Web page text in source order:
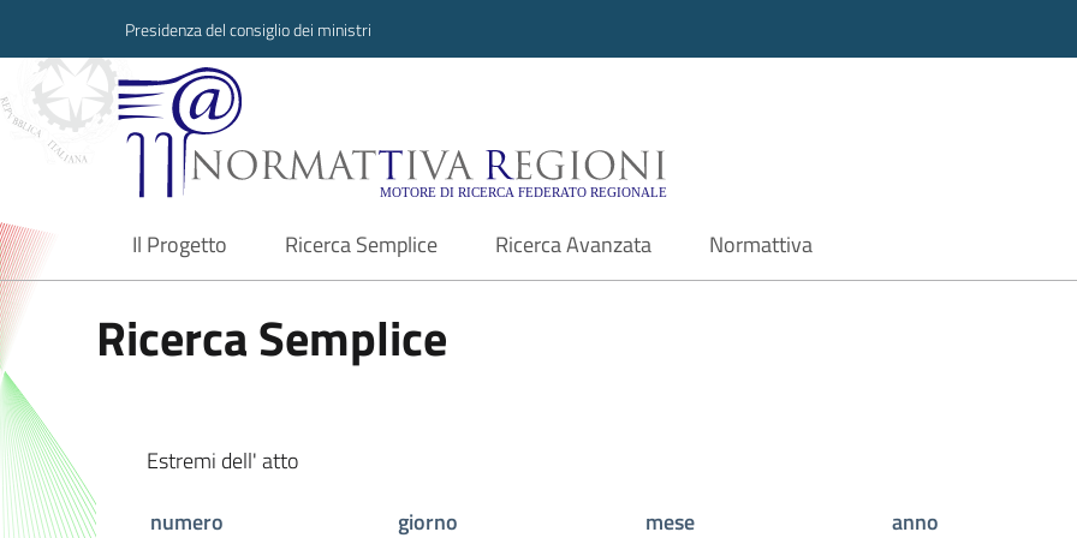
Presidenza del consiglio dei ministri
Normattiva Regioni - Motore di ricerca
Il Progetto
current Ricerca Semplice Ricerca Avanzata Normattiva
Ricerca Semplice
Estremi dell' atto
numero
giorno mese
anno